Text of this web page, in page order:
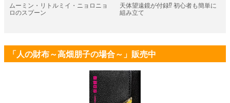
ムーミン・リトルミイ・ニョロニョ
ロのスプーン
天体望遠鏡が付録⁉ 初心者も簡単に
組み立て
「人の財布～高畑朋子の場合～」販売中